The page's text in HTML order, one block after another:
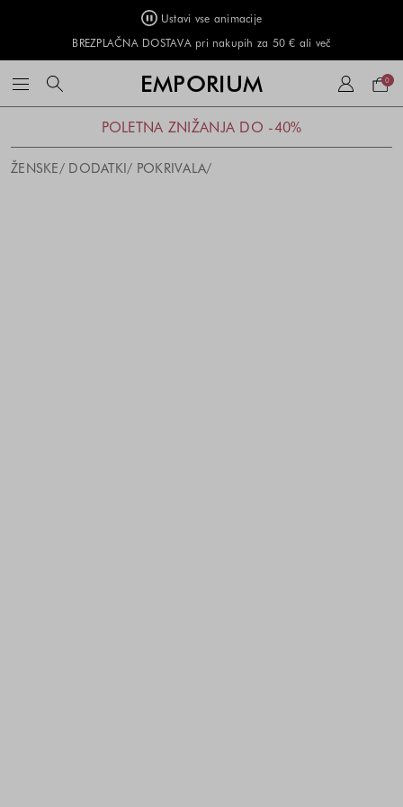
Ustavi vse animacije
BREZPLAČNA DOSTAVA pri nakupih za 50 € ali več
EMPORIUM 0
POLETNA ZNIŽANJA DO -40%
ŽENSKE DODATKI POKRIVALA